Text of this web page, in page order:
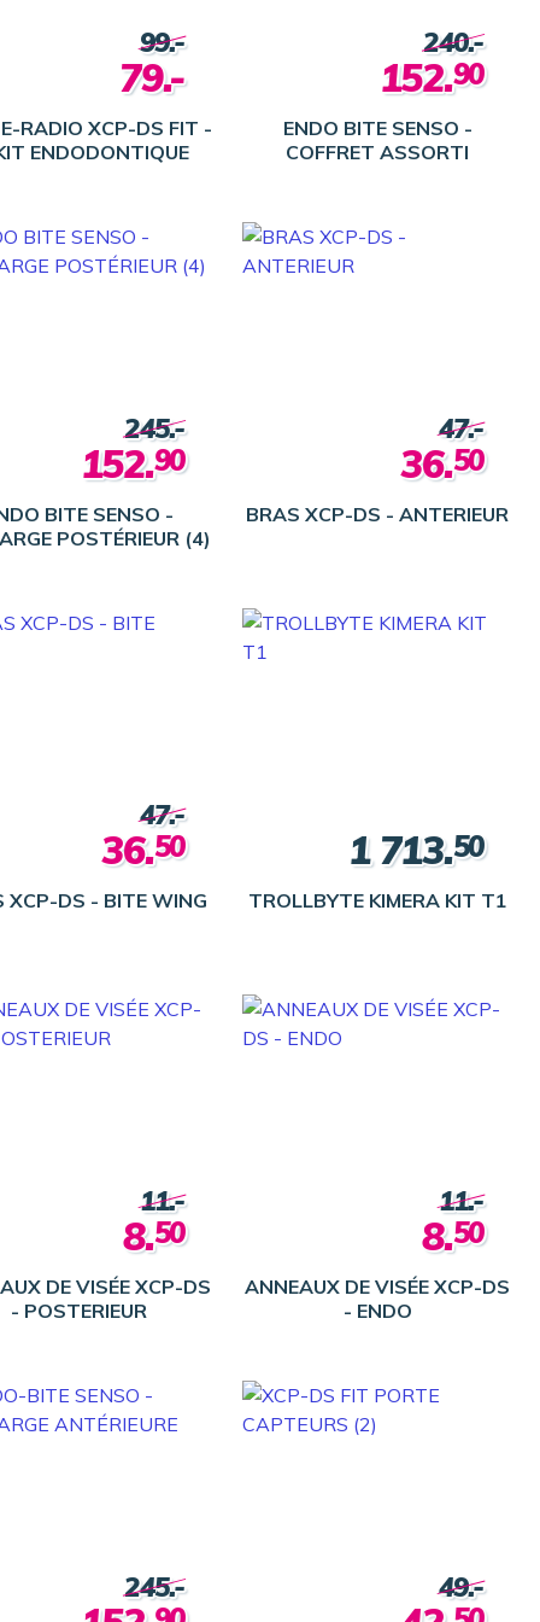
RADIO XCP-DS FIT -
ENDODONTIQUE
99.-
79.-
ENDO BITE SENSO -
COFFRET ASSORTI
240.-
152.90
BITE SENSO -
POSTÉRIEUR (4)
245.-
152.90
BRAS XCP-DS - ANTERIEUR
47.-
36.50
XCP-DS - BITE WING
47.-
36.50
TROLLBYTE KIMERA KIT T1
1 713.50
DE VISÉE XCP-DS
- POSTERIEUR
11.-
8.50
ANNEAUX DE VISÉE XCP-DS
- ENDO
11.-
8.50
245.- 49.-